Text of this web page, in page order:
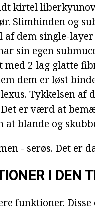
kirtel
Slimhinden og
dem single-
sin egen
2 lag glatte
dem er løst
Tykkelsen af
er værd at
blande og
- serøs. Det er
I DEN
funktioner.